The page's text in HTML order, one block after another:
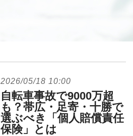
2026/05/18 10:00
自転車事故で9000万超
も？帯広・足寄・十勝で
選ぶべき「個人賠償責任
保険」とは